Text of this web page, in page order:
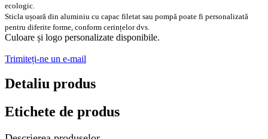
ecologic.
Sticla ușoară din aluminiu cu capac filetat sau pompă poate fi personalizată
pentru diferite forme, conform cerințelor dvs.
Culoare și logo personalizate disponibile.
Trimiteți-ne un e-mail
Detaliu produs
Etichete de produs